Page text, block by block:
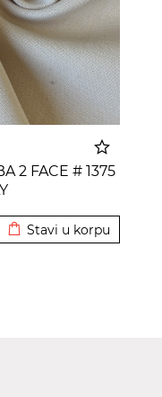
2 FACE # 1375
Stavi u korpu